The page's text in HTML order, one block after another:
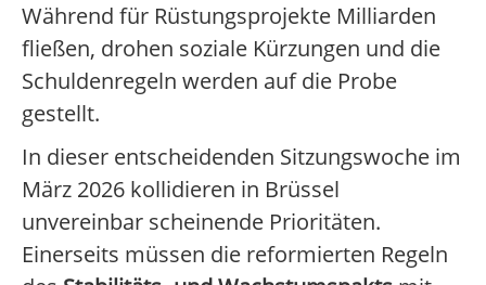
Während für Rüstungsprojekte Milliarden
fließen, drohen soziale Kürzungen und die
Schuldenregeln werden auf die Probe
gestellt.
In dieser entscheidenden Sitzungswoche im
März 2026 kollidieren in Brüssel
unvereinbar scheinende Prioritäten.
Einerseits müssen die reformierten Regeln